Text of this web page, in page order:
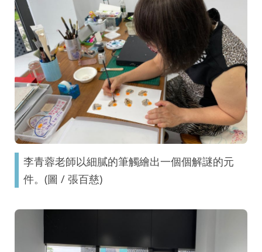
李青蓉老師以細膩的筆觸繪出一個個解謎的元
件。(圖 / 張百慈)